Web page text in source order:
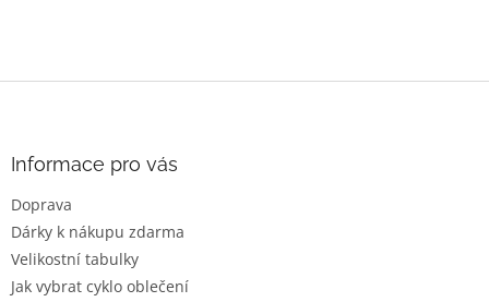
Informace pro vás
Doprava
Dárky k nákupu zdarma
Velikostní tabulky
Jak vybrat cyklo oblečení